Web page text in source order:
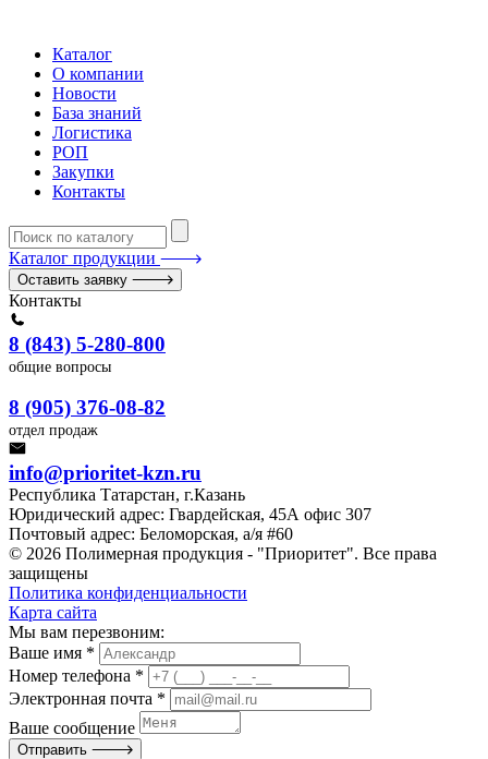
Каталог
О компании
Новости
База знаний
Логистика
РОП
Закупки
Контакты
Каталог продукции
Оставить заявку
Контакты
8 (843) 5-280-800
общие вопросы
8 (905) 376-08-82
отдел продаж
info@prioritet-kzn.ru
Республика Татарстан, г.Казань
Юридический адрес: Гвардейская, 45А офис 307
Почтовый адрес: Беломорская, а/я #60
© 2026 Полимерная продукция - "Приоритет". Все права
защищены
Политика конфиденциальности
Карта сайта
Мы вам перезвоним:
Ваше имя *
Номер телефона *
Электронная почта *
Ваше сообщение
Отправить